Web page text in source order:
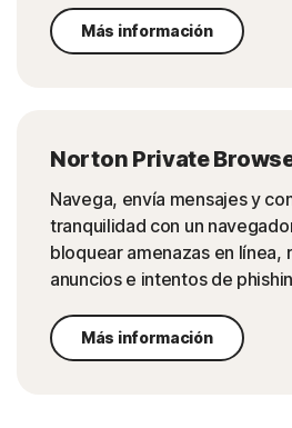
Más información
Norton Private
Navega, envía mensajes y
tranquilidad con un
bloquear amenazas en línea,
anuncios e intentos de
Más información